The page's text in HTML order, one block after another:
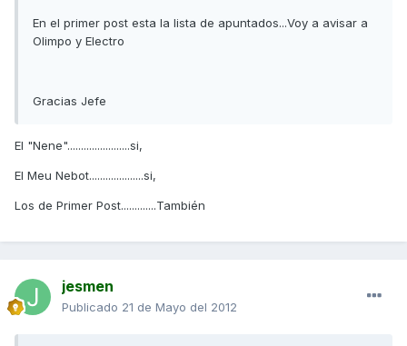
En el primer post esta la lista de apuntados...Voy a avisar a
Olimpo y Electro
Gracias Jefe
El "Nene".......................si,
El Meu Nebot....................si,
Los de Primer Post.............También
jesmen
Publicado 21 de Mayo del 2012